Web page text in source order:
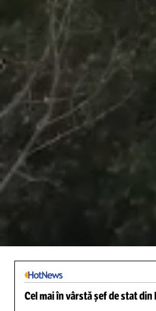
Cel mai în vârstă șef de stat